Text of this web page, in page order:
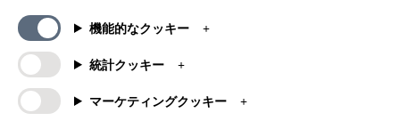
機能的なクッキー
統計クッキー
マーケティングクッキー
FAQs
ダウンロード資料
抽選規約
ニュース / プレスリリース
iFについて